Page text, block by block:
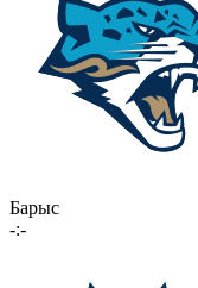
Барыс
-:-